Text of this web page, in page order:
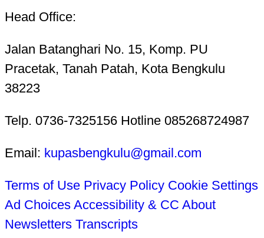
Head Office:
Jalan Batanghari No. 15, Komp. PU
Pracetak, Tanah Patah, Kota Bengkulu
38223
Telp. 0736-7325156 Hotline 085268724987
Email: kupasbengkulu@gmail.com
Terms of Use Privacy Policy Cookie Settings
Ad Choices Accessibility & CC About
Newsletters Transcripts